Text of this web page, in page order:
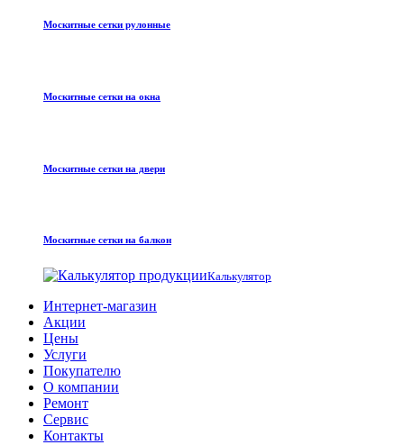
Москитные сетки рулонные
Москитные сетки на окна
Москитные сетки на двери
Москитные сетки на балкон
Калькулятор
Интернет-магазин
Акции
Цены
Услуги
Покупателю
О компании
Ремонт
Сервис
Контакты